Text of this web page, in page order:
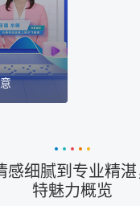
感细腻到专业精
特魅力概览